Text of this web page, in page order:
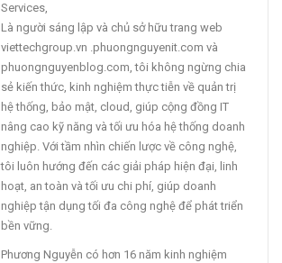
Services,
Là người sáng lập và chủ sở hữu trang web
viettechgroup.vn .phuongnguyenit.com và
phuongnguyenblog.com, tôi không ngừng chia
sẻ kiến thức, kinh nghiệm thực tiễn về quản trị
hệ thống, bảo mật, cloud, giúp cộng đồng IT
nâng cao kỹ năng và tối ưu hóa hệ thống doanh
nghiệp. Với tầm nhìn chiến lược về công nghệ,
tôi luôn hướng đến các giải pháp hiện đại, linh
hoạt, an toàn và tối ưu chi phí, giúp doanh
nghiệp tận dụng tối đa công nghệ để phát triển
bền vững.
Phương Nguyễn có hơn 16 năm kinh nghiệm